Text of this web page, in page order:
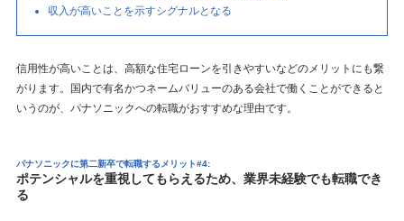
収入が高いことを示すシグナルとなる
信用性が高いことは、高額な住宅ローンを引きやすいなどのメリットにも繋
がります。国内で有名かつネームバリューのある会社で働くことができると
いうのが、パナソニックへの転職がおすすめな理由です。
パナソニックに第二新卒で転職するメリット#4:
ポテンシャルを重視してもらえるため、業界未経験でも転職でき
る